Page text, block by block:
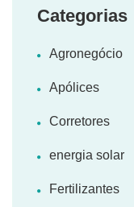
Categorias
Agronegócio
Apólices
Corretores
energia solar
Fertilizantes